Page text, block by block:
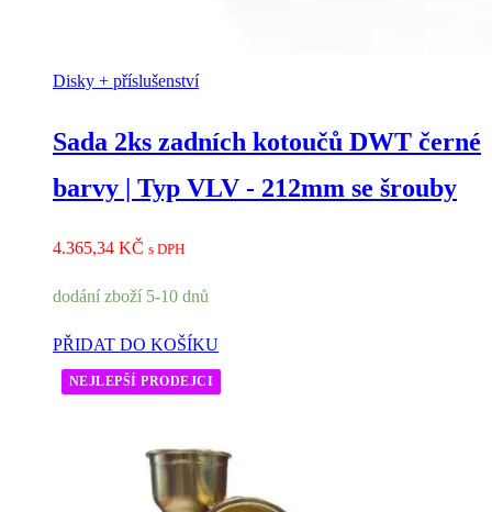
Disky + příslušenství
Sada 2ks zadních kotoučů DWT černé
barvy | Typ VLV - 212mm se šrouby
4.365,34 KČ s DPH
dodání zboží 5-10 dnů
PŘIDAT DO KOŠÍKU
NEJLEPŠÍ PRODEJCI